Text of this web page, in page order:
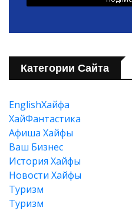
Категории Сайта
EnglishХайфа
XайФантастика
Афиша Хайфы
Ваш Бизнес
История Хайфы
Новости Хайфы
Туризм
Туризм